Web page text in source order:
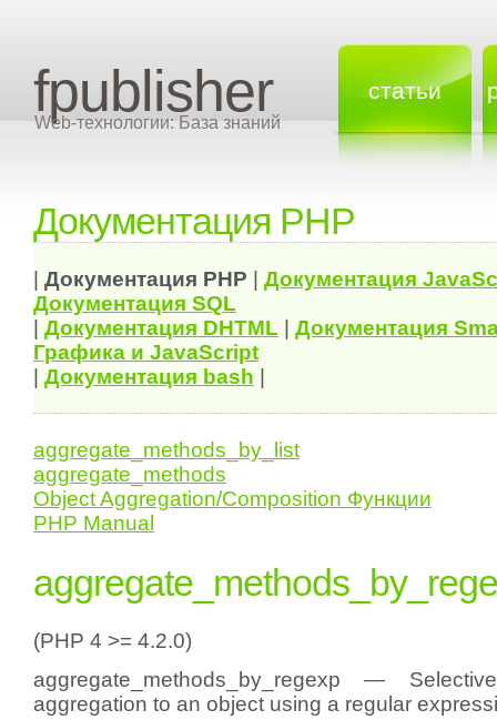
fpublisher
Web-технологии: База знаний
статьи
Документация PHP
Документация PHP Документация
Документация SQL
Документация DHTML
Документация
Графика и JavaScript
Документация bash
aggregate_methods_by_list
aggregate_methods
Object Aggregation/Composition Функции
PHP Manual
(PHP 4 >= 4.2.0)
aggregate_methods_by_regexp —
aggregation to an object using a regular